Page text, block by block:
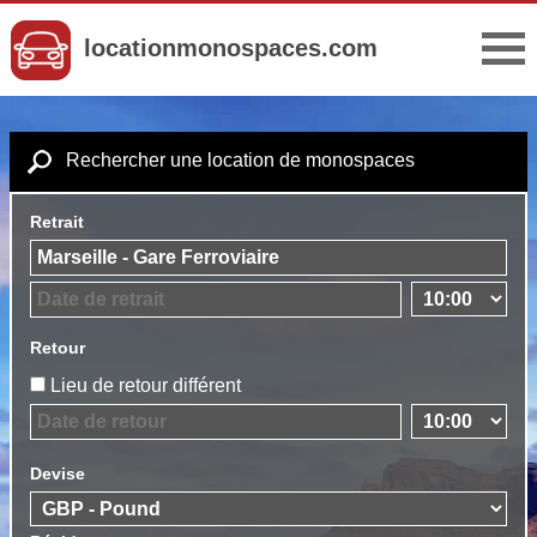
locationmonospaces.com
Rechercher une location de monospaces
Retrait
Retour
Lieu de retour différent
Devise